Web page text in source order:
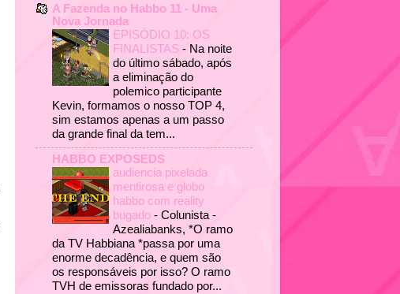
A Fazenda no Habbo 11 - Uma
Nova Jornada
EPISÓDIO 10: OS
FINALISTAS - Na noite
do último sábado, após
a eliminação do
polemico participante
Kevin, formamos o nosso TOP 4,
sim estamos apenas a um passo
da grande final da tem...
HABBO EXPOSEDS
audiencia pixelada
mentirosa e globo
habbo com reality
bugado - Colunista -
Azealiabanks, *O ramo
da TV Habbiana *passa por uma
enorme decadência, e quem são
os responsáveis por isso? O ramo
TVH de emissoras fundado por...